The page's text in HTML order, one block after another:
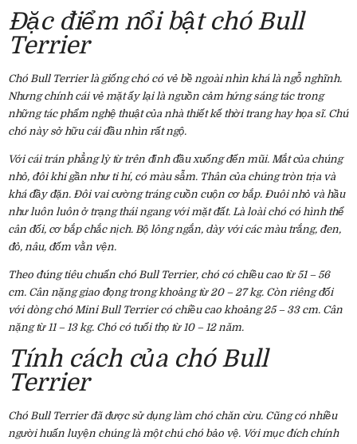
Đặc điểm nổi bật chó Bull
Terrier
Chó Bull Terrier là giống chó có vẻ bề ngoài nhìn khá là ngỗ nghĩnh.
Nhưng chính cái vẻ mặt ấy lại là nguồn cảm hứng sáng tác trong
những tác phẩm nghệ thuật của nhà thiết kế thời trang hay họa sĩ. Chú
chó này sở hữu cái đầu nhìn rất ngộ.
Với cái trán phẳng lỳ từ trên đỉnh đầu xuống đến mũi. Mắt của chúng
nhỏ, đôi khi gần như ti hí, có màu sẫm. Thân của chúng tròn trịa và
khá đầy đặn. Đôi vai cường tráng cuồn cuộn cơ bắp. Đuôi nhỏ và hầu
như luôn luôn ở trạng thái ngang với mặt đất. Là loài chó có hình thể
cân đối, cơ bắp chắc nịch. Bộ lông ngắn, dày với các màu trắng, đen,
đỏ, nâu, đốm vằn vện.
Theo đúng tiêu chuẩn chó Bull Terrier, chó có chiều cao từ 51 – 56
cm. Cân nặng giao đọng trong khoảng từ 20 – 27 kg. Còn riêng đối
với dòng chó Mini Bull Terrier có chiều cao khoảng 25 – 33 cm. Cân
nặng từ 11 – 13 kg. Chó có tuổi thọ từ 10 – 12 năm.
Tính cách của chó Bull
Terrier
Chó Bull Terrier đã được sử dụng làm chó chăn cừu. Cũng có nhiều
người huấn luyện chúng là một chú chó bảo vệ. Với mục đích chính